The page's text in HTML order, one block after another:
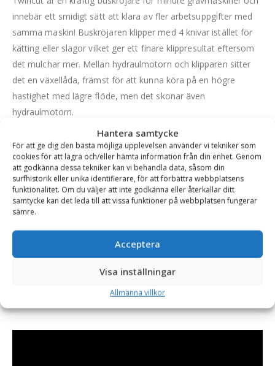
Hantera samtycke
För att ge dig den bästa möjliga upplevelsen använder vi tekniker som
cookies för att lagra och/eller hämta information från din enhet. Genom
att godkänna dessa tekniker kan vi behandla data, såsom din
surfhistorik eller unika identifierare, för att förbättra webbplatsens
funktionalitet. Om du väljer att inte godkänna eller återkallar ditt
samtycke kan det leda till att vissa funktioner på webbplatsen fungerar
sämre.
Acceptera
Visa inställningar
Allmänna villkor
innebär ett smidigt sätt att klara av fler arbetsuppgifter med
samma maskin! Buskröjaren klipper med 4 knivar istället för
kätting eller slagor vilket ger ett finare klippresultat eftersom
det mulchar mer. Mellan hydraulmotorn och klipparen sitter
det en växellåda, främst för att kunna köra på en högre
hastighet med lägre flöde, men det skonar även
hydraulmotorn.
Buskröjare FH80 har en klippbredd på 800 mm och klipper
upp till 75 mm i grovlek. Den kräver ett oljeflöde på 25-50
liter/min och passar grävmaskiner på 1,5-3,5 ton. Lämplig för
rensning av diken, snår och andra områden som hyser
ovälkommen vegetation. Klipper med knivar monterade på en
tallrik. Knivarna är 270 mm långa. Knivarna går att slipa och
ett enkelt och effektivt sätt är att slipa knivarnas kanter med
en vinkelslip. Buskröjaren kan med fördel även användas för
att toppa och ansa buskar, häckar och träd. Röjaren, som
tillverkas i svenskt SSAB-stål, produceras i den lilla byn Slane
på Irland och levereras till kund med fäste och hydraulslangar.